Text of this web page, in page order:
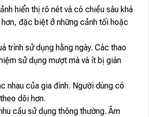
hiển thị rõ nét và có chiều sâu khá
đặc biệt ở những cảnh tối hoặc
trình sử dụng hằng ngày. Các thao
sử dụng mượt mà và ít bị gián
nhau của gia đình. Người dùng có
dõi hơn.
cầu sử dụng thông thường. Âm